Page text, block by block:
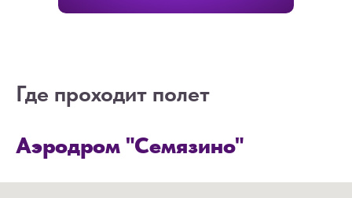
Где проходит полет
Аэродром "Семязино"